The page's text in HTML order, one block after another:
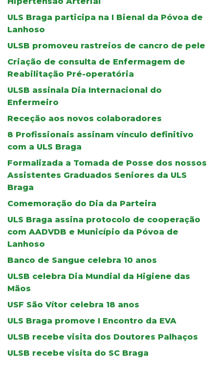
ULS Braga participa na I Bienal da Póvoa de
Lanhoso
ULSB promoveu rastreios de cancro de pele
Criação de consulta de Enfermagem de
Reabilitação Pré-operatória
ULSB assinala Dia Internacional do
Enfermeiro
Receção aos novos colaboradores
8 Profissionais assinam vínculo definitivo
com a ULS Braga
Formalizada a Tomada de Posse dos nossos
Assistentes Graduados Seniores da ULS
Braga
Comemoração do Dia da Parteira
ULS Braga assina protocolo de cooperação
com AADVDB e Município da Póvoa de
Lanhoso
Banco de Sangue celebra 10 anos
ULSB celebra Dia Mundial da Higiene das
Mãos
USF São Vítor celebra 18 anos
ULS Braga promove I Encontro da EVA
ULSB recebe visita dos Doutores Palhaços
ULSB recebe visita do SC Braga